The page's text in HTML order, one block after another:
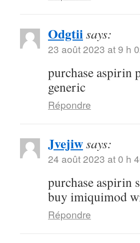
Odgtiisays:
23 août 2023 at 9 h
purchase aspirin
generic
Répondre
Jvejiwsays:
24 août 2023 at 0 h
purchase aspirin
buy imiquimod
Répondre